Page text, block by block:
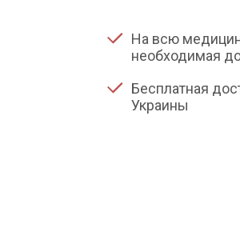
На всю
необходимая
Бесплатная
Украины